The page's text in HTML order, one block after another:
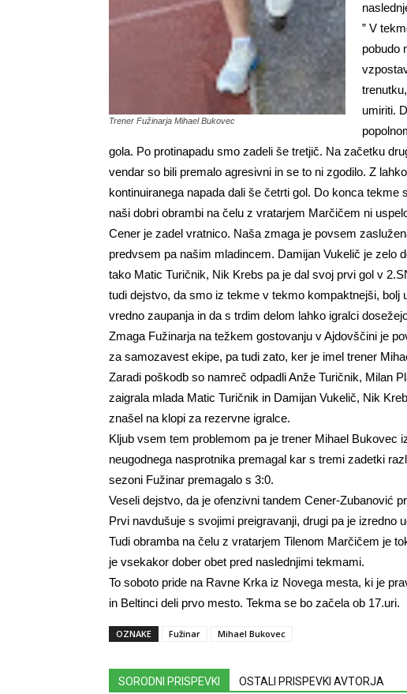
Trener Fužinarja Mihael Bukovec
” V
pobudo
umiriti.
gola. Po protinapadu smo zadeli še tretjič. Na začetku
vendar so bili premalo agresivni in se to ni zgodilo. Z
kontinuiranega napada dali še četrti gol. Do konca
naši dobri obrambi na čelu z vratarjem Marčičem ni
Cener je zadel vratnico. Naša zmaga je povsem
predvsem pa našim mladincem. Damijan Vukelič je zelo
tako Matic Turičnik, Nik Krebs pa je dal svoj prvi gol v
tudi dejstvo, da smo iz tekme v tekmo kompaktnejši, bolj
vredno zaupanja in da s trdim delom lahko igralci
Zmaga Fužinarja na težkem gostovanju v Ajdovščini je
za samozavest ekipe, pa tudi zato, ker je imel trener
Zaradi poškodb so namreč odpadli Anže Turičnik, Milan
zaigrala mlada Matic Turičnik in Damijan Vukelič, Nik
znašel na klopi za rezervne igralce.
Kljub vsem tem problemom pa je trener Mihael Bukovec
neugodnega nasprotnika premagal kar s tremi zadetki
sezoni Fužinar premagalo s 3:0.
Veseli dejstvo, da je ofenzivni tandem Cener-Zubanović
Prvi navdušuje s svojimi preigravanji, drugi pa je izredno
Tudi obramba na čelu z vratarjem Tilenom Marčičem je
je vsekakor dober obet pred naslednjimi tekmami.
To soboto pride na Ravne Krka iz Novega mesta, ki je
in Beltinci deli prvo mesto. Tekma se bo začela ob 17.uri.
OZNAKE Fužinar Mihael Bukovec
SORODNI PRISPEVKI OSTALI PRISPEVKI AVTORJA